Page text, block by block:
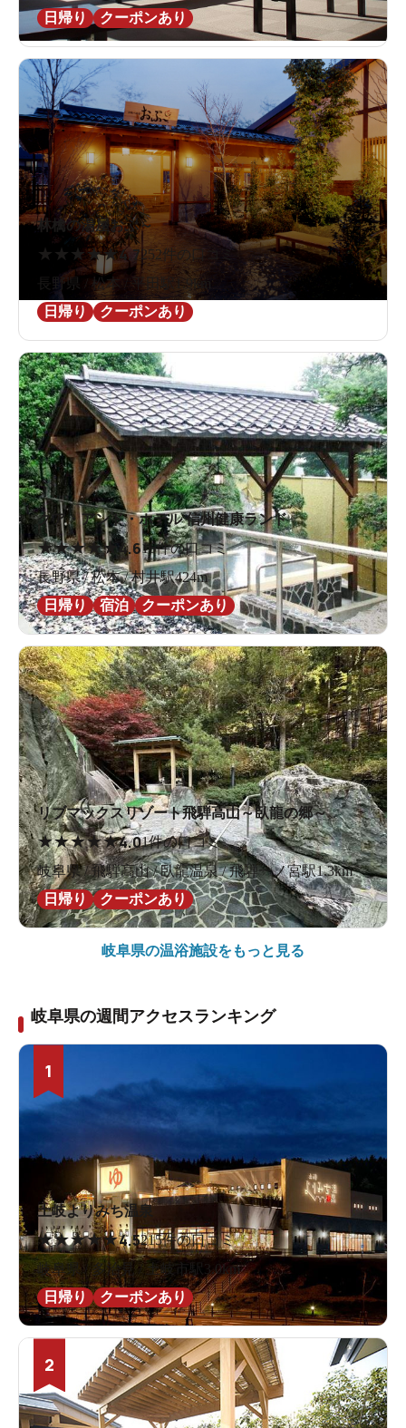
日帰り クーポンあり
林檎の湯屋おぶ～
★ ★ ★★★4.7252件の口コミ
長野県 / 松本 / 平田駅1.9km
日帰り
クーポンあり
クア・アンド・ホテル 信州健康ランド
★★★★★4.616件の口コミ
長野県 / 松本 / 村井駅424m
日帰り
宿泊 クーポンあり
リブマックスリゾート飛騨高山～臥龍の郷～
★★★★★4.01件の口コミ
岐阜県 / 飛騨高山 / 臥龍温泉 / 飛騨一ノ宮駅1.3km
日帰り
クーポンあり
岐阜県の温浴施設をもっと見る
岐阜県の週間アクセスランキング
1
土岐よりみち温泉
★★★★★4.5215件の口コミ
岐阜県 / 多治見 / 土岐市駅3.0km
日帰り
クーポンあり
2